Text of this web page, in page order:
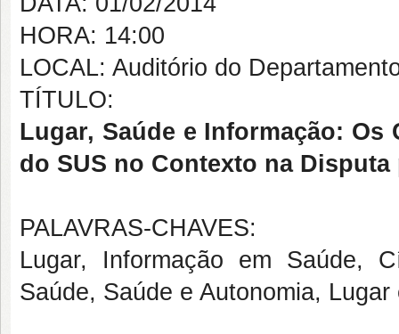
HORA: 14:00
LOCAL: Auditório do
TÍTULO:
Lugar, Saúde e Informação:
do SUS no Contexto na
PALAVRAS-CHAVES:
Lugar, Informação em Saúde,
Saúde, Saúde e Autonomia, Lugar